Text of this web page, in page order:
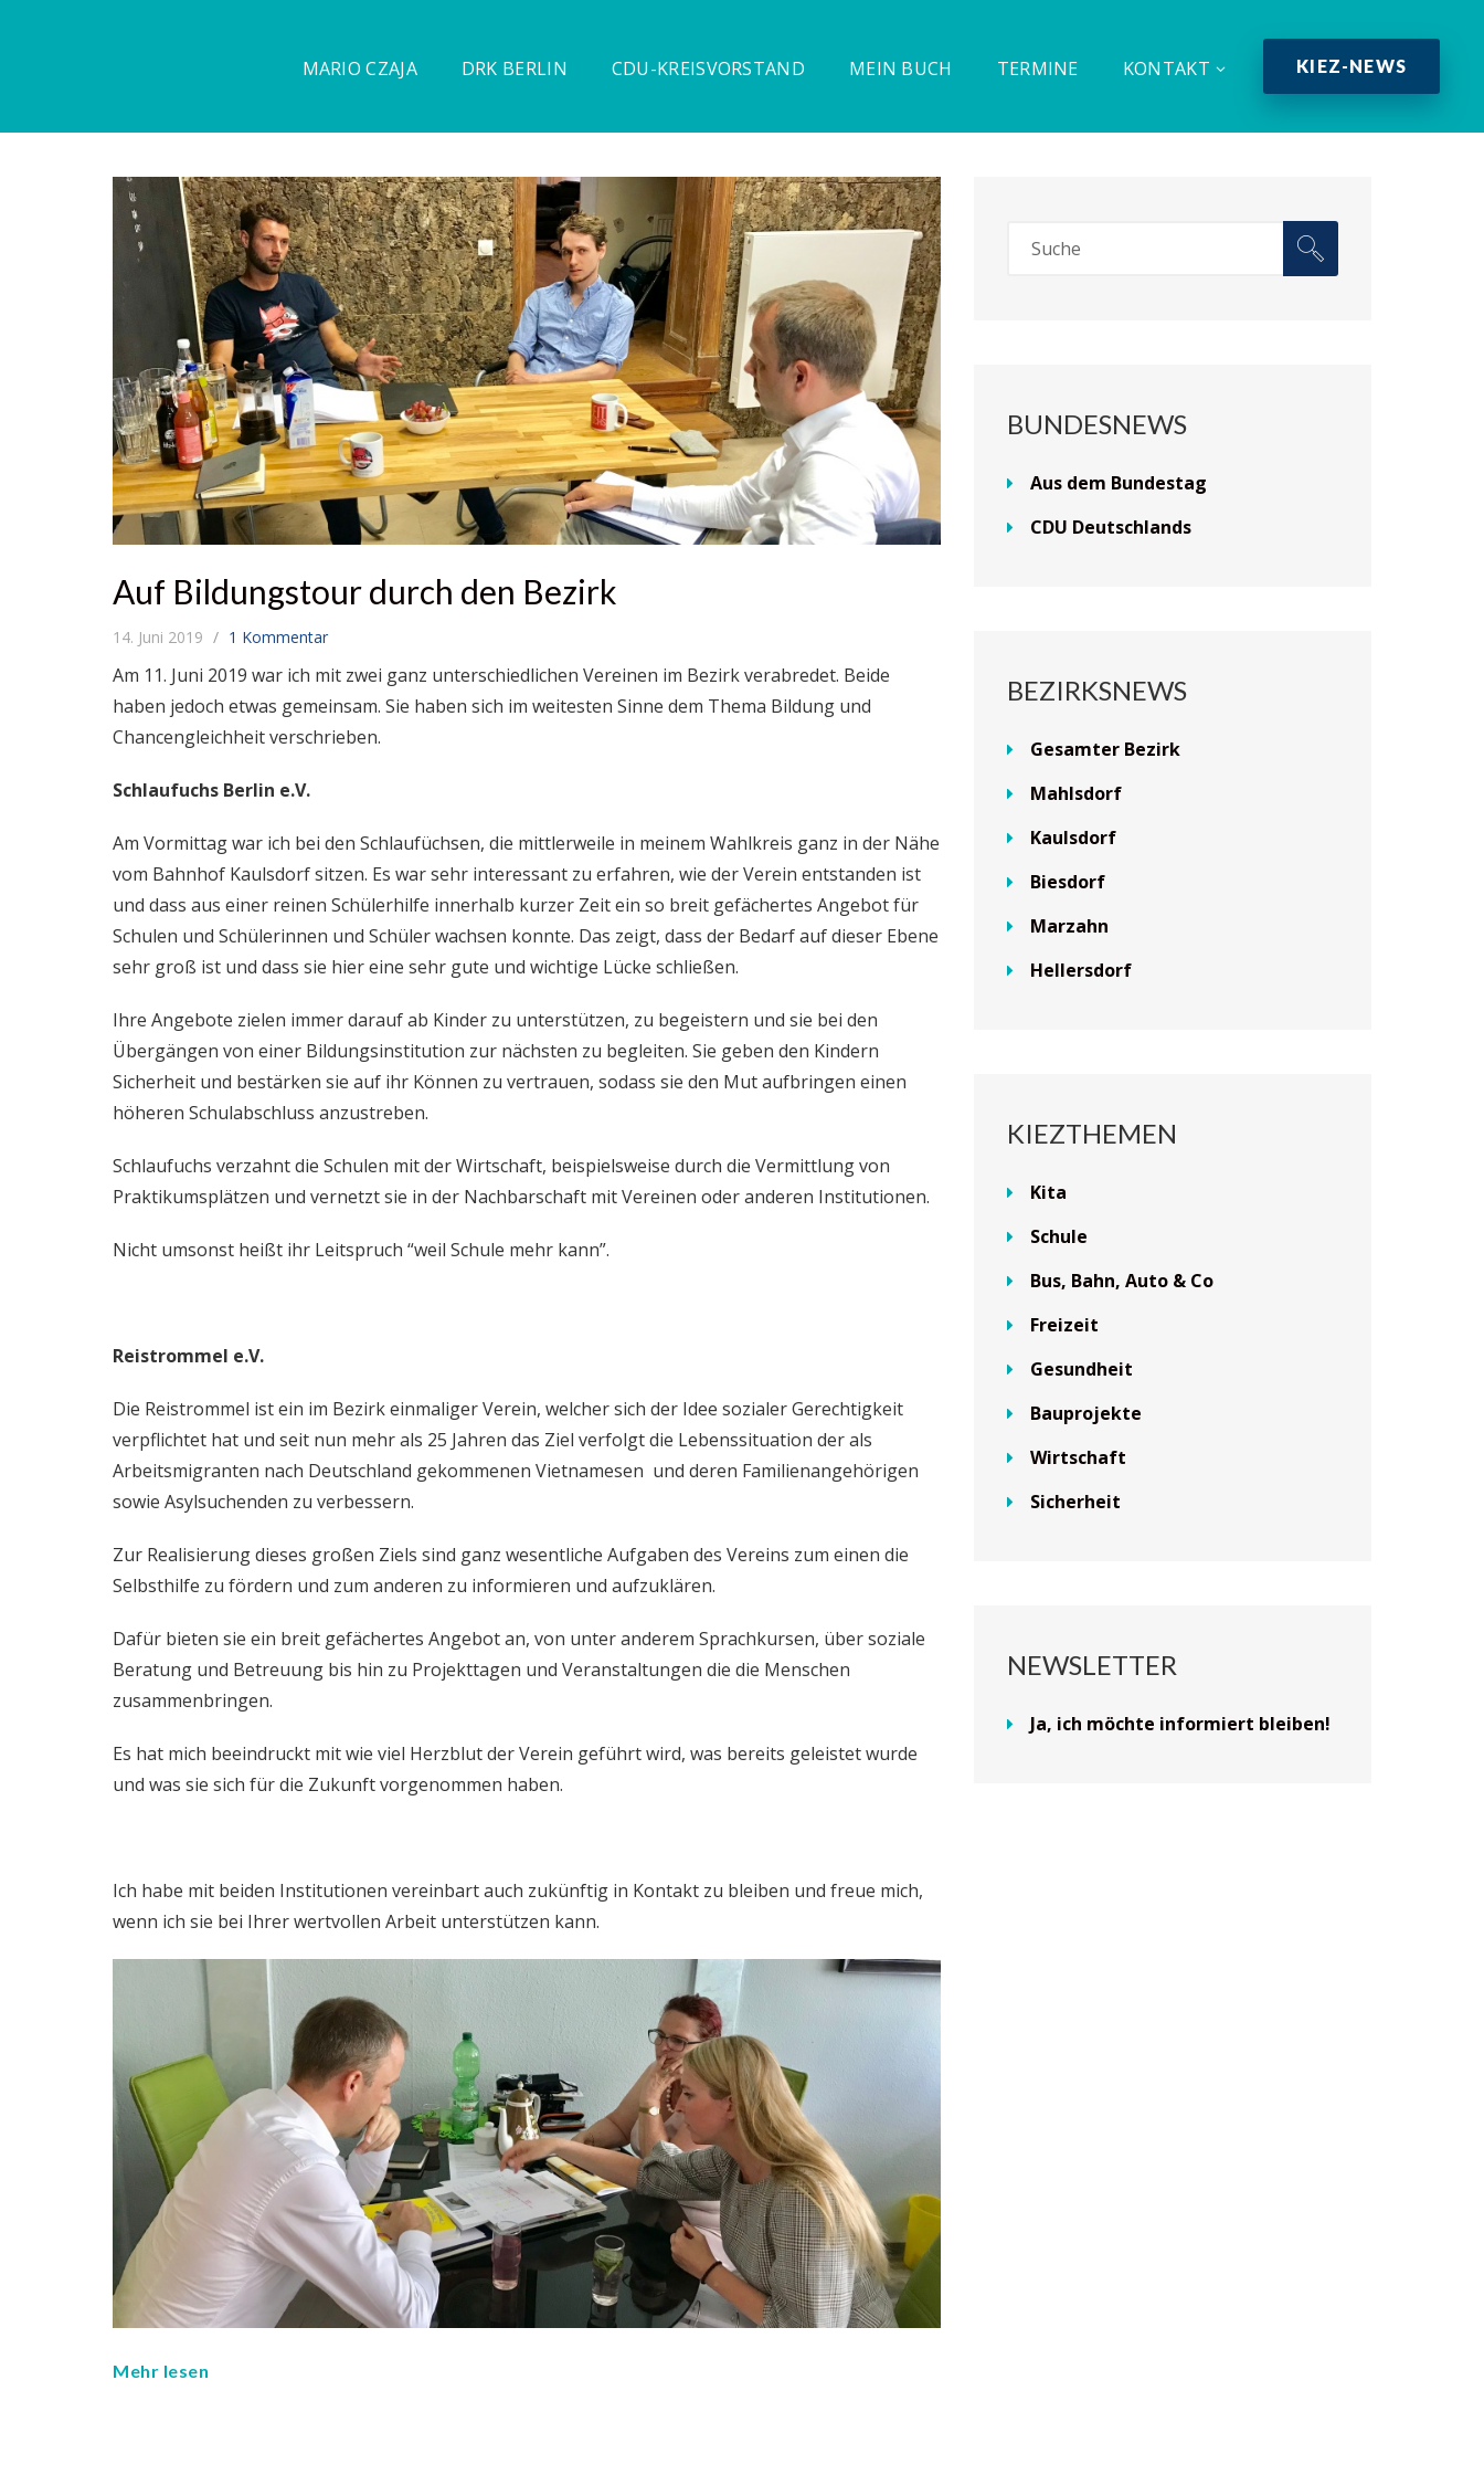
MARIO CZAJA DRK BERLIN CDU-KREISVORSTAND MEIN BUCH TERMINE KONTAKT KIEZ-NEWS
Auf Bildungstour durch den Bezirk
14. Juni 2019 1 Kommentar
Am 11. Juni 2019 war ich mit zwei ganz unterschiedlichen Vereinen im Bezirk verabredet. Beide
haben jedoch etwas gemeinsam. Sie haben sich im weitesten Sinne dem Thema Bildung und
Chancengleichheit verschrieben.
Schlaufuchs Berlin e.V.
Am Vormittag war ich bei den Schlaufüchsen, die mittlerweile in meinem Wahlkreis ganz in der Nähe
vom Bahnhof Kaulsdorf sitzen. Es war sehr interessant zu erfahren, wie der Verein entstanden ist
und dass aus einer reinen Schülerhilfe innerhalb kurzer Zeit ein so breit gefächertes Angebot für
Schulen und Schülerinnen und Schüler wachsen konnte. Das zeigt, dass der Bedarf auf dieser Ebene
sehr groß ist und dass sie hier eine sehr gute und wichtige Lücke schließen.
Ihre Angebote zielen immer darauf ab Kinder zu unterstützen, zu begeistern und sie bei den
Übergängen von einer Bildungsinstitution zur nächsten zu begleiten. Sie geben den Kindern
Sicherheit und bestärken sie auf ihr Können zu vertrauen, sodass sie den Mut aufbringen einen
höheren Schulabschluss anzustreben.
Schlaufuchs verzahnt die Schulen mit der Wirtschaft, beispielsweise durch die Vermittlung von
Praktikumsplätzen und vernetzt sie in der Nachbarschaft mit Vereinen oder anderen Institutionen.
Nicht umsonst heißt ihr Leitspruch “weil Schule mehr kann”.
Reistrommel e.V.
Die Reistrommel ist ein im Bezirk einmaliger Verein, welcher sich der Idee sozialer Gerechtigkeit
verpflichtet hat und seit nun mehr als 25 Jahren das Ziel verfolgt die Lebenssituation der als
Arbeitsmigranten nach Deutschland gekommenen Vietnamesen und deren Familienangehörigen
sowie Asylsuchenden zu verbessern.
Zur Realisierung dieses großen Ziels sind ganz wesentliche Aufgaben des Vereins zum einen die
Selbsthilfe zu fördern und zum anderen zu informieren und aufzuklären.
Dafür bieten sie ein breit gefächertes Angebot an, von unter anderem Sprachkursen, über soziale
Beratung und Betreuung bis hin zu Projekttagen und Veranstaltungen die die Menschen
zusammenbringen.
Es hat mich beeindruckt mit wie viel Herzblut der Verein geführt wird, was bereits geleistet wurde
und was sie sich für die Zukunft vorgenommen haben.
Ich habe mit beiden Institutionen vereinbart auch zukünftig in Kontakt zu bleiben und freue mich,
wenn ich sie bei Ihrer wertvollen Arbeit unterstützen kann.
Mehr lesen
BUNDESNEWS
Aus dem Bundestag
CDU Deutschlands
BEZIRKSNEWS
Gesamter Bezirk
Mahlsdorf
Kaulsdorf
Biesdorf
Marzahn
Hellersdorf
KIEZTHEMEN
Kita
Schule
Bus, Bahn, Auto & Co
Freizeit
Gesundheit
Bauprojekte
Wirtschaft
Sicherheit
NEWSLETTER
Ja, ich möchte informiert bleiben!